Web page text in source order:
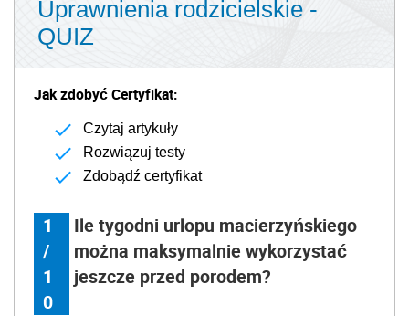
Uprawnienia rodzicielskie -
QUIZ
Jak zdobyć Certyfikat:
Czytaj artykuły
Rozwiązuj testy
Zdobądź certyfikat
1
/
1
0
Ile tygodni urlopu macierzyńskiego
można maksymalnie wykorzystać
jeszcze przed porodem?